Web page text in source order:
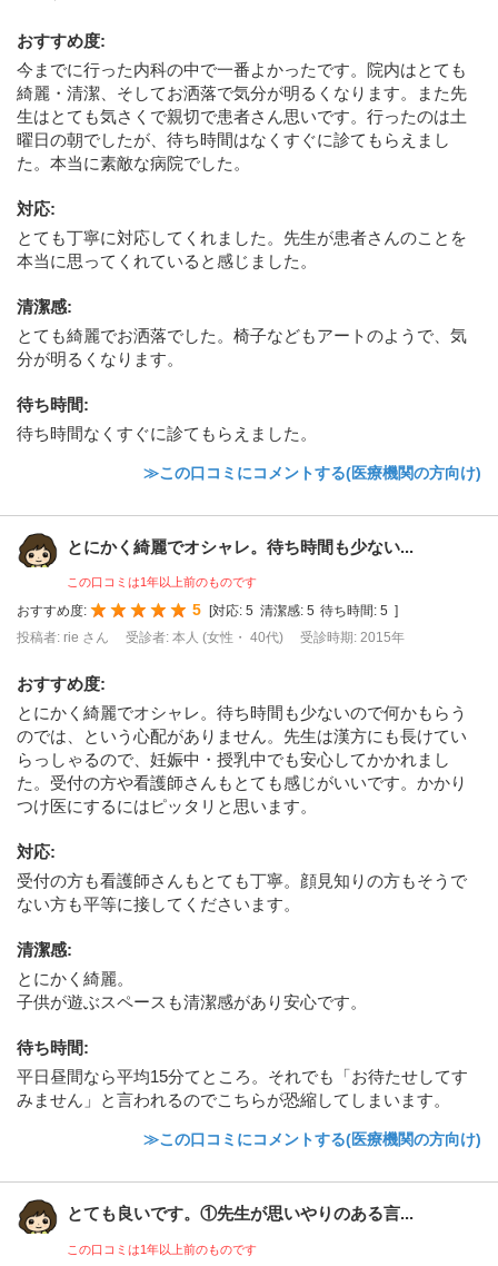
おすすめ度:
今までに行った内科の中で一番よかったです。院内はとても
綺麗・清潔、そしてお洒落で気分が明るくなります。また先
生はとても気さくで親切で患者さん思いです。行ったのは土
曜日の朝でしたが、待ち時間はなくすぐに診てもらえまし
た。本当に素敵な病院でした。
対応:
とても丁寧に対応してくれました。先生が患者さんのことを
本当に思ってくれていると感じました。
清潔感:
とても綺麗でお洒落でした。椅子などもアートのようで、気
分が明るくなります。
待ち時間:
待ち時間なくすぐに診てもらえました。
≫この口コミにコメントする(医療機関の方向け)
とにかく綺麗でオシャレ。待ち時間も少ない...
この口コミは1年以上前のものです
おすすめ度: 5 対応: 5 清潔感: 5 待ち時間: 5
投稿者: rie さん
受診者: 本人 (女性・ 40代) 受診時期: 2015年
おすすめ度:
とにかく綺麗でオシャレ。待ち時間も少ないので何かもらう
のでは、という心配がありません。先生は漢方にも長けてい
らっしゃるので、妊娠中・授乳中でも安心してかかれまし
た。受付の方や看護師さんもとても感じがいいです。かかり
つけ医にするにはピッタリと思います。
対応:
受付の方も看護師さんもとても丁寧。顔見知りの方もそうで
ない方も平等に接してくださいます。
清潔感:
とにかく綺麗。
子供が遊ぶスペースも清潔感があり安心です。
待ち時間:
平日昼間なら平均15分てところ。それでも「お待たせしてす
みません」と言われるのでこちらが恐縮してしまいます。
≫この口コミにコメントする(医療機関の方向け)
とても良いです。①先生が思いやりのある言...
この口コミは1年以上前のものです